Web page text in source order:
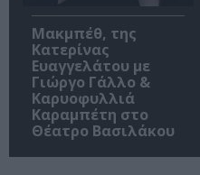
Μακμπέθ, της
Κατερίνας
Ευαγγελάτου με
Γιώργο Γάλλο &
Καρυοφυλλιά
Καραμπέτη στο
Θέατρο Βασιλάκου